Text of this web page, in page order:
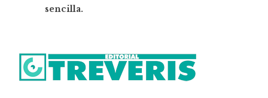
sencilla.